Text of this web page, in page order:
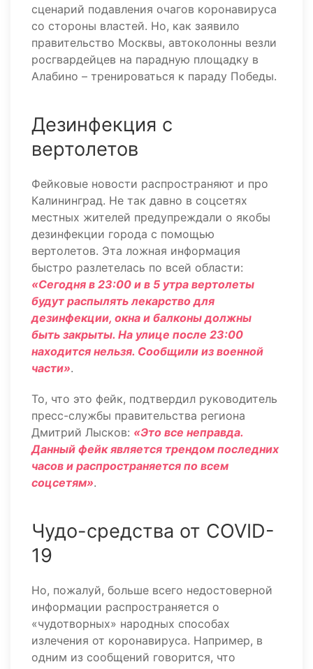
сценарий подавления очагов коронавируса
со стороны властей. Но, как заявило
правительство Москвы, автоколонны везли
росгвардейцев на парадную площадку в
Алабино – тренироваться к параду Победы.
Дезинфекция с
вертолетов
Фейковые новости распространяют и про
Калининград. Не так давно в соцсетях
местных жителей предупреждали о якобы
дезинфекции города с помощью
вертолетов. Эта ложная информация
быстро разлетелась по всей области:
«Сегодня в 23:00 и в 5 утра вертолеты
будут распылять лекарство для
дезинфекции, окна и балконы должны
быть закрыты. На улице после 23:00
находится нельзя. Сообщили из военной
части».
То, что это фейк, подтвердил руководитель
пресс-службы правительства региона
Дмитрий Лысков: «Это все неправда.
Данный фейк является трендом последних
часов и распространяется по всем
соцсетям».
Чудо-средства от COVID-
19
Но, пожалуй, больше всего недостоверной
информации распространяется о
«чудотворных» народных способах
излечения от коронавируса. Например, в
одним из сообщений говорится, что